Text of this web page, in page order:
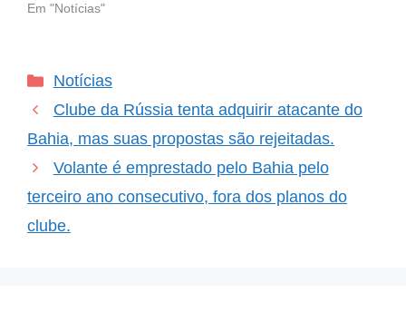
Depois de realizar
Paranaense em 2025.
Em vez disso, o jogador
já se despediu dos
planos…
Em "Notícias"
Categorias
Notícias
Clube da Rússia tenta adquirir atacante do
Bahia, mas suas propostas são rejeitadas.
Volante é emprestado pelo Bahia pelo
terceiro ano consecutivo, fora dos planos do
clube.